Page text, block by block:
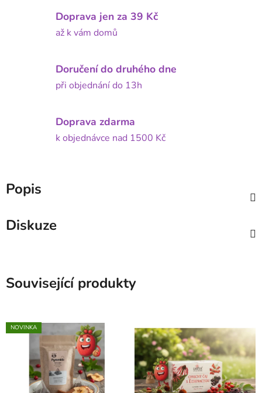
Doprava jen za 39 Kč
až k vám domů
Doručení do druhého dne
při objednání do 13h
Doprava zdarma
k objednávce nad 1500 Kč
Popis
Diskuze
Související produkty
NOVINKA